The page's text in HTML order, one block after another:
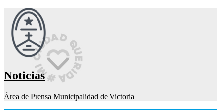
Noticias
Área de Prensa Municipalidad de Victoria